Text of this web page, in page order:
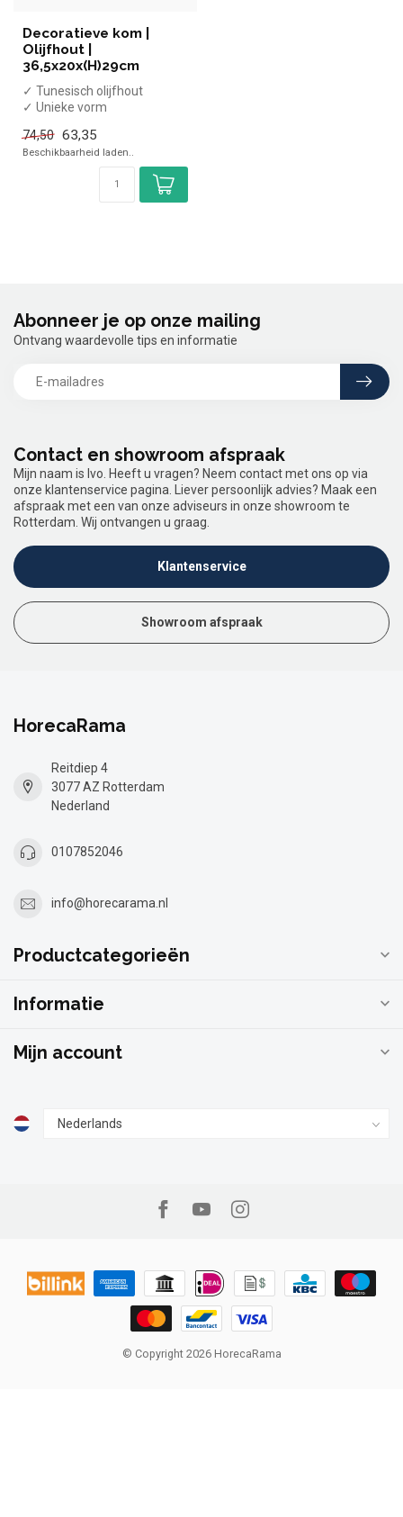
Decoratieve kom |
Olijfhout |
36,5x20x(H)29cm
✓ Tunesisch olijfhout
✓ Unieke vorm
74,50 63,35
Beschikbaarheid laden..
Contact en showroom afspraak
Mijn naam is Ivo. Heeft u vragen? Neem contact met ons op via
onze klantenservice pagina. Liever persoonlijk advies? Maak een
afspraak met een van onze adviseurs in onze showroom te
Rotterdam. Wij ontvangen u graag.
Klantenservice
Showroom afspraak
Abonneer je op onze mailing
Ontvang waardevolle tips en informatie
HorecaRama
Reitdiep 4
3077 AZ Rotterdam
Nederland
0107852046
info@horecarama.nl
Productcategorieën
Informatie
Mijn account
© Copyright 2026 HorecaRama